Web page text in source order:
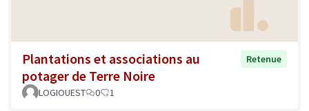
Plantations et associations au
potager de Terre Noire
Retenue
LOGIOUEST 0 1